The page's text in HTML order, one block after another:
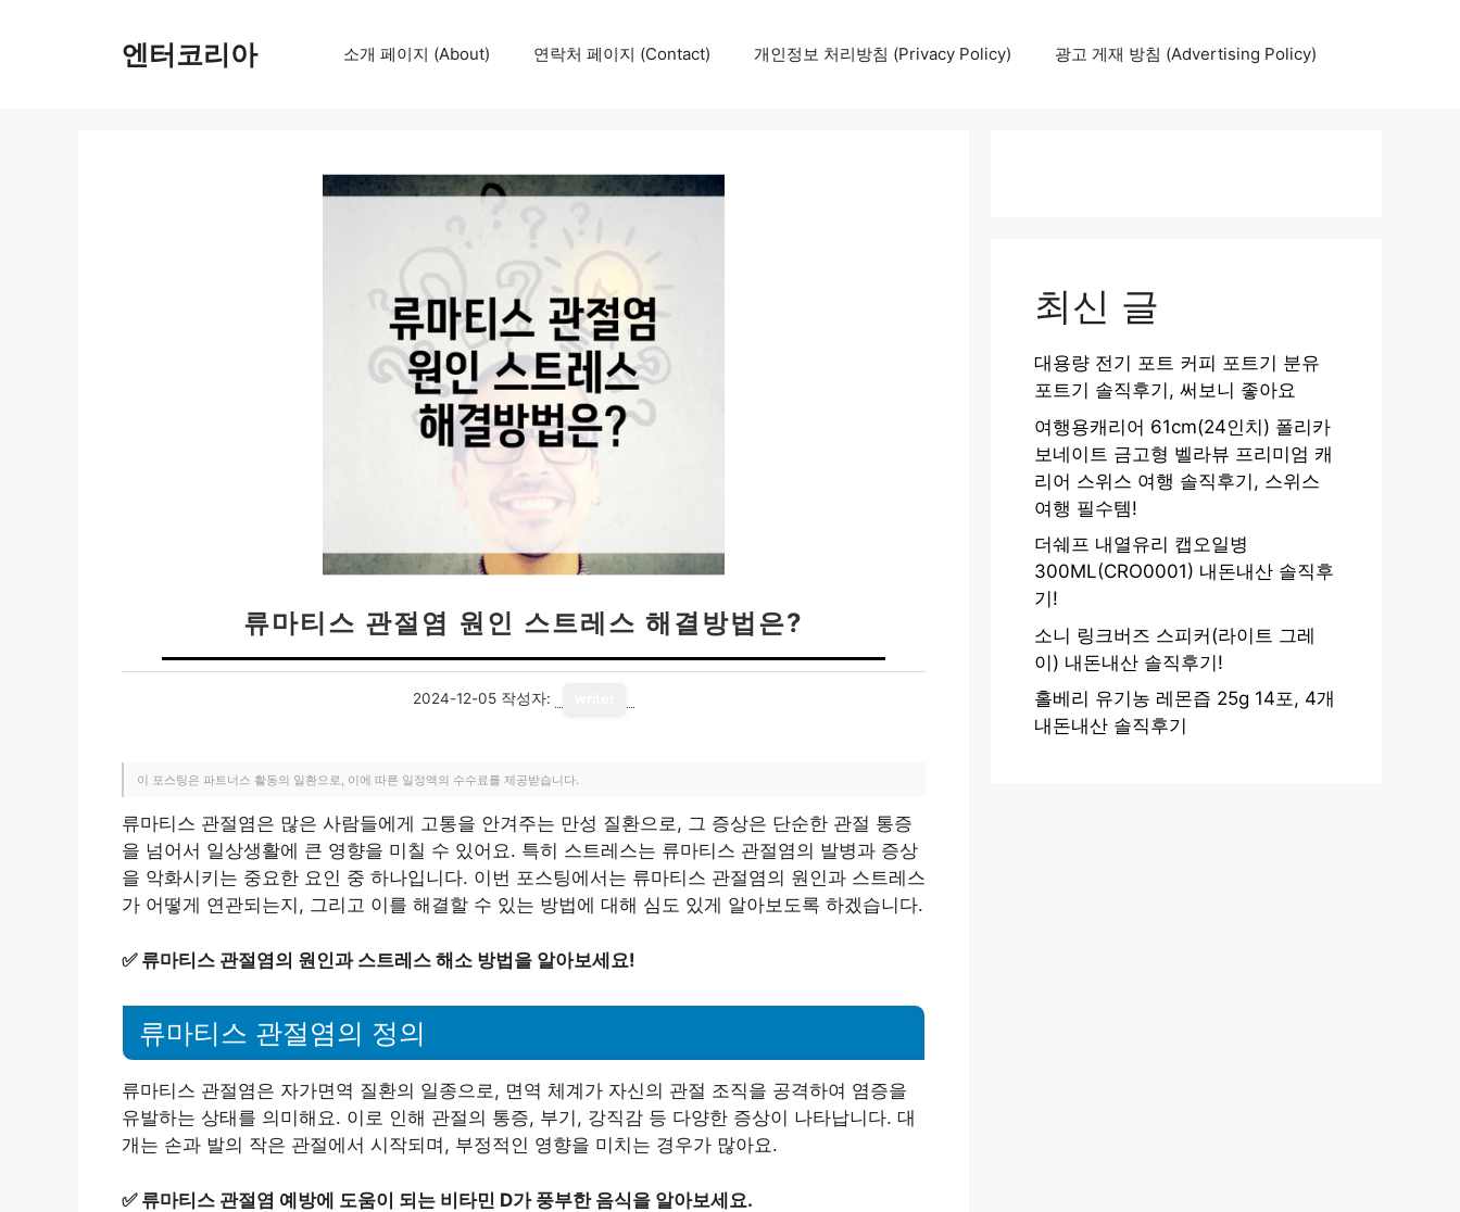
엔터코리아 소개 페이지 (About) 연락처 페이지 (Contact) 개인정보 처리방침 (Privacy Policy) 광고 게재 방침 (Advertising Policy)
류마티스 관절염 원인 스트레스 해결방법은?
2024-12-05 작성자:
이 포스팅은 파트너스 활동의 일환으로, 이에 따른 일정액의 수수료를 제공받습니다.
류마티스 관절염은 많은 사람들에게 고통을 안겨주는 만성 질환으로, 그 증상은 단순한 관절 통증
을 넘어서 일상생활에 큰 영향을 미칠 수 있어요. 특히 스트레스는 류마티스 관절염의 발병과 증상
을 악화시키는 중요한 요인 중 하나입니다. 이번 포스팅에서는 류마티스 관절염의 원인과 스트레스
가 어떻게 연관되는지, 그리고 이를 해결할 수 있는 방법에 대해 심도 있게 알아보도록 하겠습니다.
✅ 류마티스 관절염의 원인과 스트레스 해소 방법을 알아보세요!
류마티스 관절염의 정의
류마티스 관절염은 자가면역 질환의 일종으로, 면역 체계가 자신의 관절 조직을 공격하여 염증을
유발하는 상태를 의미해요. 이로 인해 관절의 통증, 부기, 강직감 등 다양한 증상이 나타납니다. 대
개는 손과 발의 작은 관절에서 시작되며, 부정적인 영향을 미치는 경우가 많아요.
✅ 류마티스 관절염 예방에 도움이 되는 비타민 D가 풍부한 음식을 알아보세요.
최신 글
대용량 전기 포트 커피 포트기 분유
포트기 솔직후기, 써보니 좋아요
여행용캐리어 61cm(24인치) 폴리카
보네이트 금고형 벨라뷰 프리미엄 캐
리어 스위스 여행 솔직후기, 스위스
여행 필수템!
더쉐프 내열유리 캡오일병
300ML(CRO0001) 내돈내산 솔직후
기!
소니 링크버즈 스피커(라이트 그레
이) 내돈내산 솔직후기!
홀베리 유기농 레몬즙 25g 14포, 4개
내돈내산 솔직후기